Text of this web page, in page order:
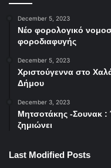
December 5, 2023
Νέο φορολογικό
φοροδιαφυγής
December 5, 2023
Χριστούγεννα στο
Δήμου
December 3, 2023
Μητσοτάκης -Σουνακ
ζημιώνει
Last Modified Posts